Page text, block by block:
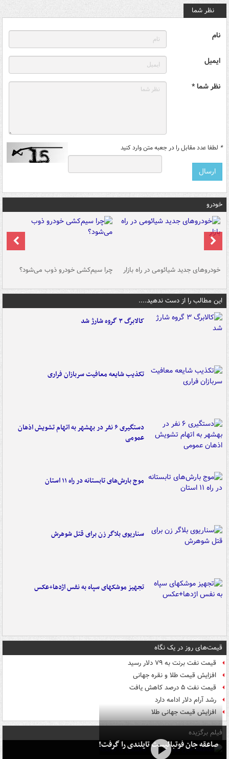
نظر شما
نام
ایمیل
نظر شما *
* لطفا عدد مقابل را در جعبه متن وارد کنید
خودرو
خودروهای جدید شیائومی در راه بازار چرا سیم‌کشی خودرو ذوب می‌شود؟
این مطالب را از دست ندهید....
کالابرگ ۳ گروه شارژ شد
تکذیب شایعه معافیت سربازان فراری
دستگیری ۶ نفر در بهشهر به اتهام تشویش اذهان
عمومی
موج بارش‌های تابستانه در راه ۱۱ استان
سناریوی بلاگر زن برای قتل شوهرش
تجهیز موشکهای سپاه به نفس اژدها+عکس
قیمت‌های روز در یک نگاه
قیمت نفت برنت به ۷۹ دلار رسید
افزایش قیمت طلا و نقره جهانی
قیمت نفت ۵ درصد کاهش یافت
رشد آرام دلار ادامه دارد
افزایش قیمت جهانی طلا
فیلم برگزیده
صاعقه جان فوتبالیست تایلندی را گرفت!